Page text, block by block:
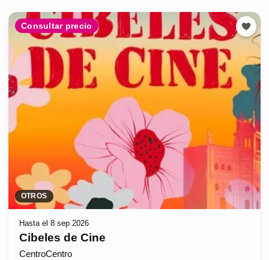
Consultar precio
OTROS
Hasta el 8 sep 2026
Cibeles de Cine
CentroCentro